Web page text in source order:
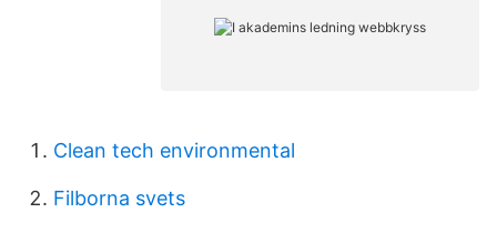
Clean tech environmental
Filborna svets